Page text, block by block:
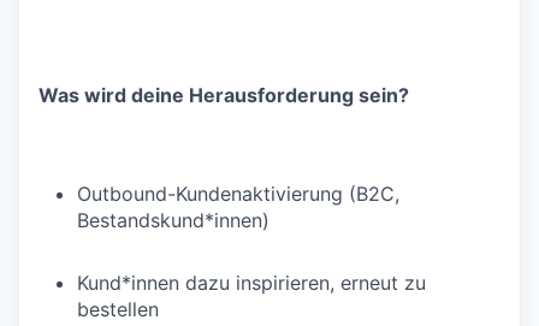
Was wird deine Herausforderung sein?
Outbound-Kundenaktivierung (B2C,
Bestandskund*innen)
Kund*innen dazu inspirieren, erneut zu
bestellen